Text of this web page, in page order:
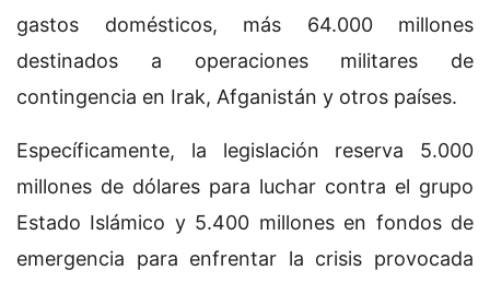
gastos domésticos, más 64.000 millones
destinados a operaciones militares de
contingencia en Irak, Afganistán y otros países.
Específicamente, la legislación reserva 5.000
millones de dólares para luchar contra el grupo
Estado Islámico y 5.400 millones en fondos de
emergencia para enfrentar la crisis provocada